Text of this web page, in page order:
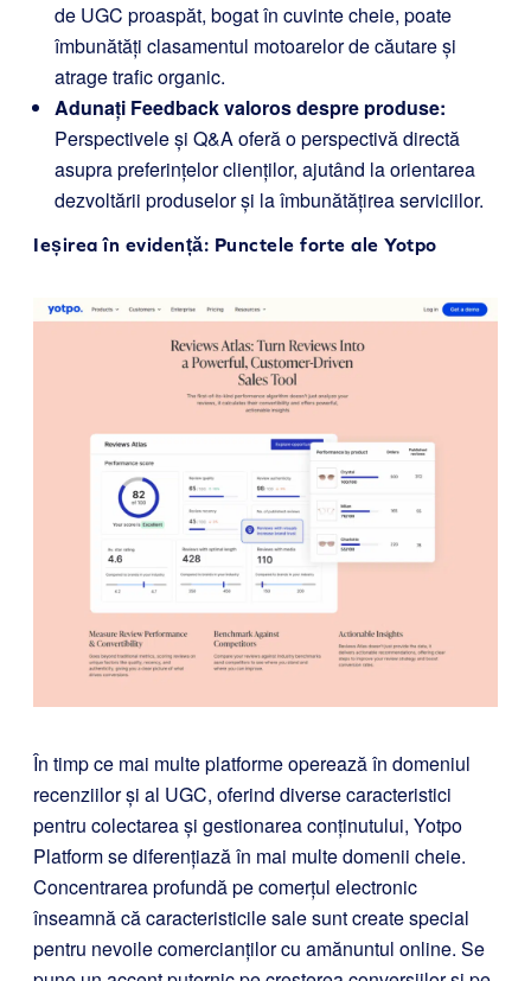
de UGC proaspăt, bogat în cuvinte cheie, poate
îmbunătăți clasamentul motoarelor de căutare și
atrage trafic organic.
Adunați Feedback valoros despre produse:
Perspectivele și Q&A oferă o perspectivă directă
asupra preferințelor clienților, ajutând la orientarea
dezvoltării produselor și la îmbunătățirea serviciilor.
Ieșirea în evidență: Punctele forte ale Yotpo
În timp ce mai multe platforme operează în domeniul
recenziilor și al UGC, oferind diverse caracteristici
pentru colectarea și gestionarea conținutului, Yotpo
Platform se diferențiază în mai multe domenii cheie.
Concentrarea profundă pe comerțul electronic
înseamnă că caracteristicile sale sunt create special
pentru nevoile comercianților cu amănuntul online. Se